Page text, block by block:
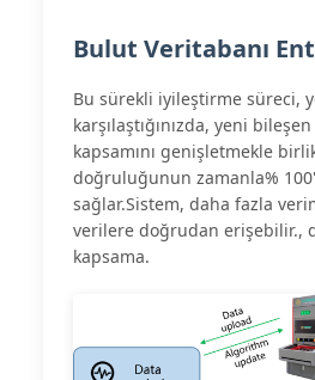
Bulut Veritabanı
Bu sürekli iyileştirme süreci,
karşılaştığınızda, yeni
kapsamını genişletmekle
doğruluğunun zamanla%
sağlar.Sistem, daha fazla
verilere doğrudan erişebilir.,
kapsama.